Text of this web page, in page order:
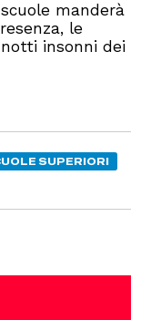
manderà
le
insonni dei
SUPERIORI